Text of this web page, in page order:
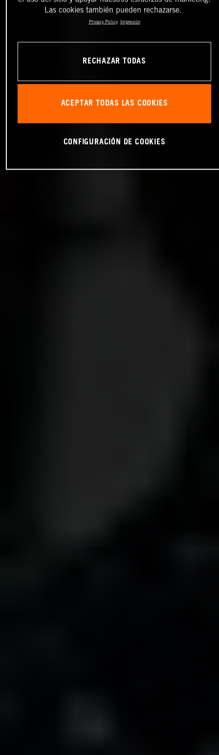
Las cookies también pueden rechazarse.
Privacy Policy Impresión
RECHAZAR TODAS
ACEPTAR TODAS LAS COOKIES
CONFIGURACIÓN DE COOKIES